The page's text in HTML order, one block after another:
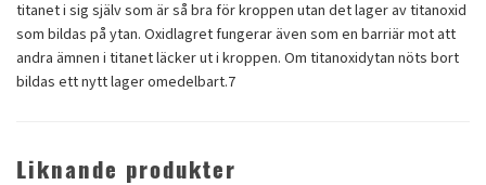
titanet i sig själv som är så bra för kroppen utan det lager av titanoxid
som bildas på ytan. Oxidlagret fungerar även som en barriär mot att
andra ämnen i titanet läcker ut i kroppen. Om titanoxidytan nöts bort
bildas ett nytt lager omedelbart.7
Liknande produkter